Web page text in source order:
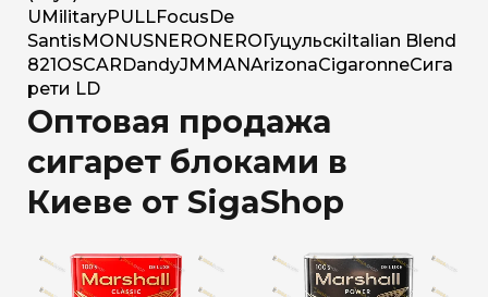
U MilitaryPULLFocus De
Santis MONUSNERO NERO Гуцульскі Italian Blend
821 OSCAR DandyJM MANArizonaCigaronneСига
рети LD
Оптовая продажа
сигарет блоками в
Киеве от SigaShop